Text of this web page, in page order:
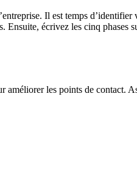
Il est temps
écrivez les cinq phases
les points de contact.